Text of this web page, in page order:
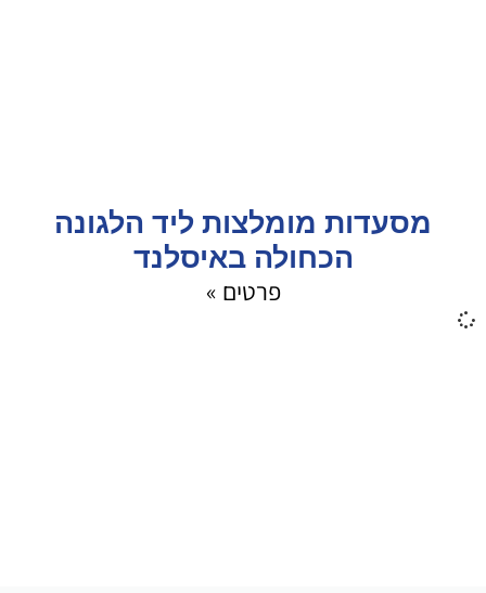
מסעדות מומלצות ליד הלגונה
הכחולה באיסלנד
פרטים »